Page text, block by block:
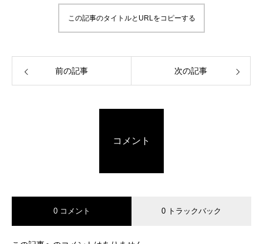
この記事のタイトルとURLをコピーする
前の記事 次の記事
コメント
0 コメント 0 トラックバック